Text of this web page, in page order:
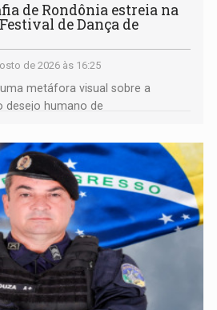
de Rondônia estreia na
de Dança de
de 2026 às 16:25
metáfora visual sobre a
desejo humano de